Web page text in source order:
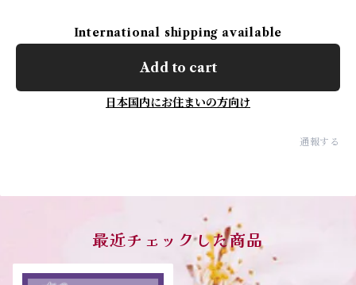
International shipping available
Add to cart
日本国内にお住まいの方向け
通報する
最近チェックした商品